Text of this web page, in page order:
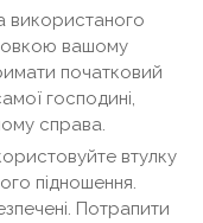
використаного
вашому
початковий
господині,
справа.
втулку
підношення.
Потрапити